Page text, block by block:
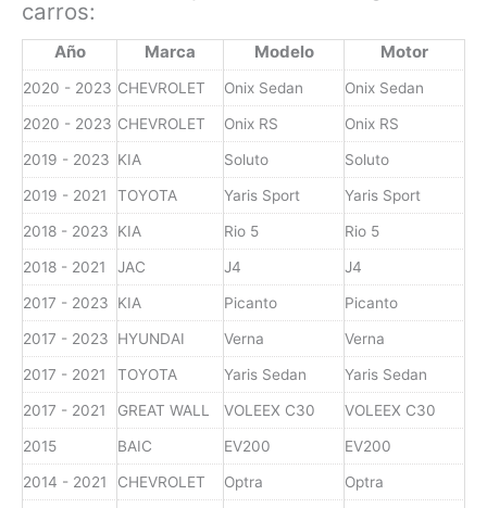
carros:
Año Marca Modelo Motor
2020 - 2023 CHEVROLET Onix Sedan Onix Sedan
2020 - 2023 CHEVROLET Onix RS Onix RS
2019 - 2023 KIA Soluto Soluto
2019 - 2021 TOYOTA Yaris Sport Yaris Sport
2018 - 2023 KIA Rio 5 Rio 5
2018 - 2021 JAC J4 J4
2017 - 2023 KIA Picanto Picanto
2017 - 2023 HYUNDAI Verna Verna
2017 - 2021 TOYOTA Yaris Sedan Yaris Sedan
2017 - 2021 GREAT WALL VOLEEX C30 VOLEEX C30
2015 BAIC EV200 EV200
2014 - 2021 CHEVROLET Optra Optra